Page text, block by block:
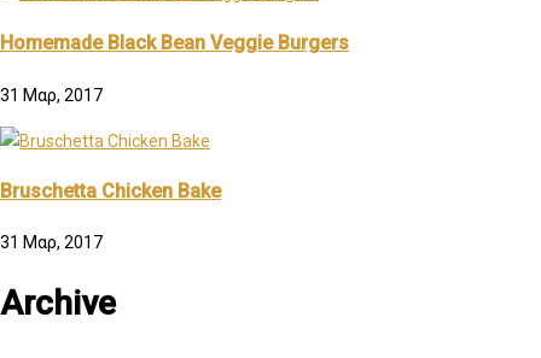
Homemade Black Bean Veggie Burgers
31 Μαρ, 2017
Bruschetta Chicken Bake
31 Μαρ, 2017
Archive